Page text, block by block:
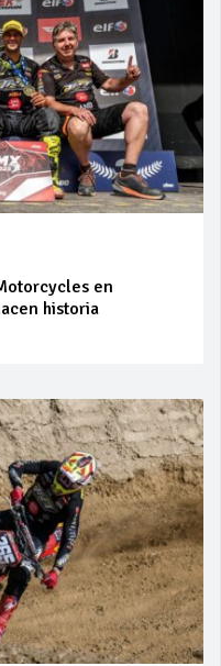
en
historia